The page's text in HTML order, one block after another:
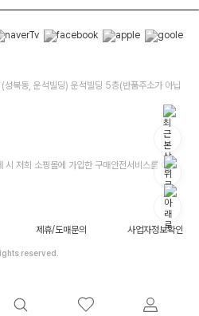
북동, 운석빌딩) 운석빌딩 5층(반품주소가 아닙
시 저희 소핑몰에 가입한 구매안전서비스를 이용
제휴/도매문의 사업자정보확인
reserved.